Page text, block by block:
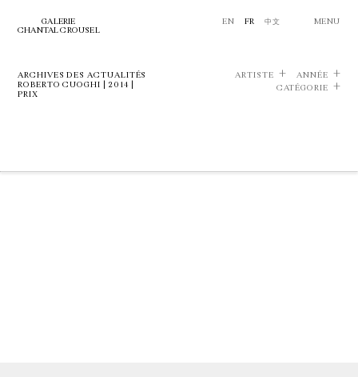
GALERIE
CHANTAL CROUSEL
EN FR 中文 MENU
ARCHIVES DES ACTUALITÉS
ROBERTO CUOGHI | 2014 |
PRIX
ARTISTE
ANNÉE
CATÉGORIE